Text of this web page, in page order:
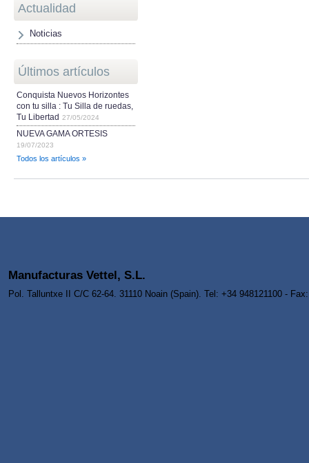
Actualidad
Noticias
Últimos artículos
Conquista Nuevos Horizontes
con tu silla : Tu Silla de ruedas,
Tu Libertad
27/05/2024
NUEVA GAMA ORTESIS
19/07/2023
Todos los artículos »
Manufacturas Vettel, S.L.
Pol. Talluntxe II C/C 62-64. 31110 Noain (Spain). Tel: +34 948121100 -